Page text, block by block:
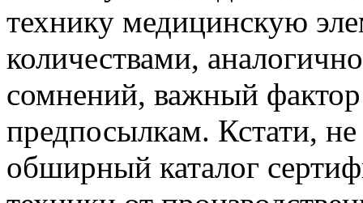
технику медицинскую
количествами,
сомнений, важный
предпосылкам. Кстати,
обширный каталог